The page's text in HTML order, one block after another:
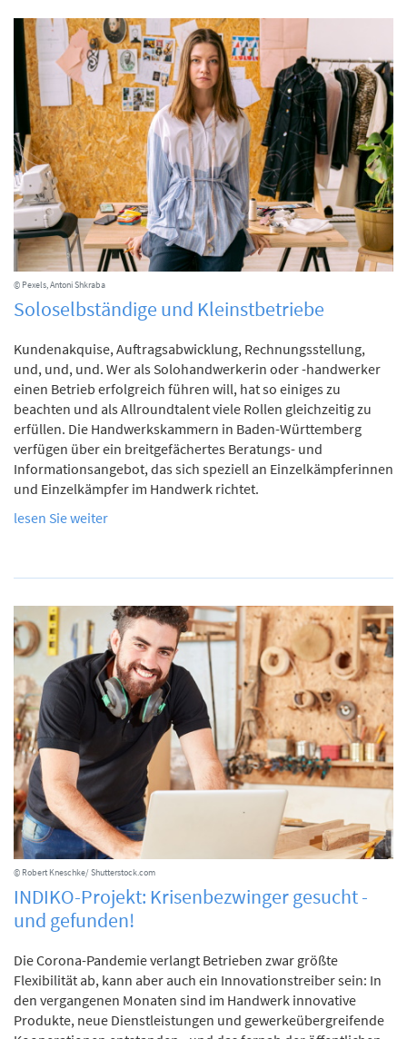
© Pexels, Antoni Shkraba
Soloselbständige und Kleinstbetriebe
Kundenakquise, Auftragsabwicklung, Rechnungsstellung,
und, und, und. Wer als Solohandwerkerin oder -handwerker
einen Betrieb erfolgreich führen will, hat so einiges zu
beachten und als Allroundtalent viele Rollen gleichzeitig zu
erfüllen. Die Handwerkskammern in Baden-Württemberg
verfügen über ein breitgefächertes Beratungs- und
Informationsangebot, das sich speziell an Einzelkämpferinnen
und Einzelkämpfer im Handwerk richtet.
lesen Sie weiter
© Robert Kneschke/ Shutterstock.com
INDIKO-Projekt: Krisenbezwinger gesucht -
und gefunden!
Die Corona-Pandemie verlangt Betrieben zwar größte
Flexibilität ab, kann aber auch ein Innovationstreiber sein: In
den vergangenen Monaten sind im Handwerk innovative
Produkte, neue Dienstleistungen und gewerkeübergreifende